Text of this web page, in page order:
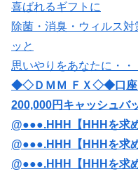
喜ばれるギフトに
除菌・消臭・ウィルス
ッと
思いやりをあなたに・・
◆◇ＤＭＭ ＦＸ◇◆口座
200,000円キャッシュバ
@●●●.HHH【HHHを求
@●●●.HHH【HHHを求
@●●●.HHH【HHHを求